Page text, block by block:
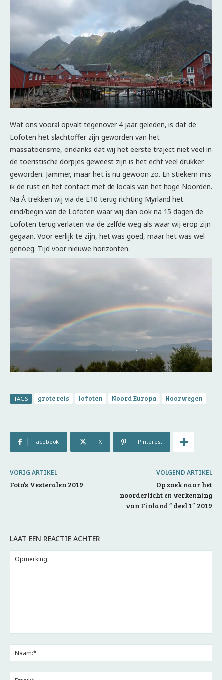
Wat ons vooral opvalt tegenover 4 jaar geleden, is dat de
Lofoten het slachtoffer zijn geworden van het
massatoerisme, ondanks dat wij het eerste traject niet veel in
de toeristische dorpjes geweest zijn is het echt veel drukker
geworden. Jammer, maar het is nu gewoon zo. En stiekem mis
ik de rust en het contact met de locals van het hoge Noorden.
Na Å trekken wij via de E10 terug richting Myrland het
eind/begin van de Lofoten waar wij dan ook na 15 dagen de
Lofoten terug verlaten via de zelfde weg als waar wij erop zijn
gegaan. Voor eerlijk te zijn, het was goed, maar het was wel
genoeg. Tijd voor nieuwe horizonten.
TAGS grote reis lofoten Noord Europa Noorwegen
Facebook X Pinterest
VORIG ARTIKEL
Foto’s Vesteralen 2019
VOLGEND ARTIKEL
Op zoek naar het
noorderlicht en verkenning
van Finland ” deel 1″ 2019
LAAT EEN REACTIE ACHTER